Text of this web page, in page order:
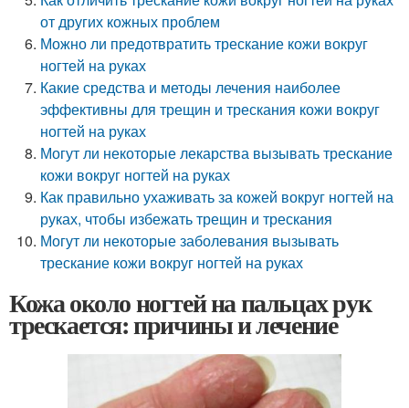
от других кожных проблем
Можно ли предотвратить трескание кожи вокруг
ногтей на руках
Какие средства и методы лечения наиболее
эффективны для трещин и трескания кожи вокруг
ногтей на руках
Могут ли некоторые лекарства вызывать трескание
кожи вокруг ногтей на руках
Как правильно ухаживать за кожей вокруг ногтей на
руках, чтобы избежать трещин и трескания
Могут ли некоторые заболевания вызывать
трескание кожи вокруг ногтей на руках
Кожа около ногтей на пальцах рук
трескается: причины и лечение